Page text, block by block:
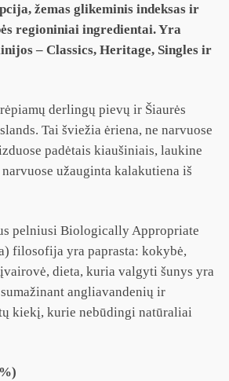
žemas glikeminis indeksas ir
regioniniai ingredientai. Yra
– Classics, Heritage, Singles ir
derlingų pievų ir Šiaurės
Tai šviežia ėriena, ne narvuose
padėtais kiaušiniais, laukine
užauginta kalakutiena iš
pelniusi Biologically Appropriate
filosofija yra paprasta: kokybė,
dieta, kuria valgyti šunys yra
angliavandenių ir
kiekį, kurie nebūdingi natūraliai